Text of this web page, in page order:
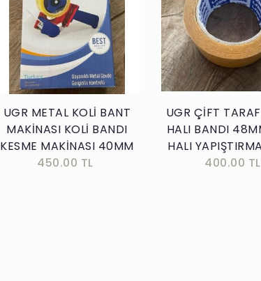
Sepete Ekle
UGR METAL KOLİ BANT
MAKİNASI KOLİ BANDI
KESME MAKİNASI 40MM
450.00 TL
Sepete Ekle
UGR ÇİFT
HALI BANDI
HALI
400.00 TL